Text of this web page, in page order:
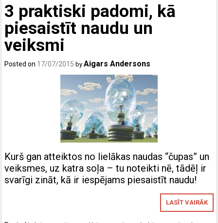
3 praktiski padomi, kā
piesaistīt naudu un
veiksmi
Posted on 17/07/2015 byAigars Andersons
Kurš gan atteiktos no lielākas naudas “čupas” un
veiksmes, uz katra soļa – tu noteikti nē, tādēļ ir
svarīgi zināt, kā ir iespējams piesaistīt naudu!
LASĪT VAIRĀK